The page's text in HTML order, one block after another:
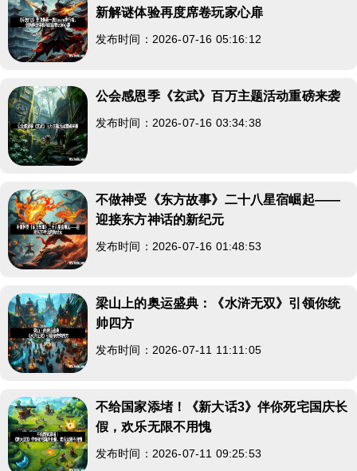
新解谜体验再度席卷玩家心扉
发布时间：2026-07-16 05:16:12
公会感恩季《玄武》百万主题活动重磅来袭
发布时间：2026-07-16 03:34:38
不做神受《东方故事》二十八星宿崛起——
迎接东方神话的新纪元
发布时间：2026-07-16 01:48:53
梁山上的奥运盛典：《水浒无双》引领你统
帅四方
发布时间：2026-07-11 11:11:05
不给国家添堵！《新大话3》伴你死宅国庆长
假，欢乐无限不用愧
发布时间：2026-07-11 09:25:53